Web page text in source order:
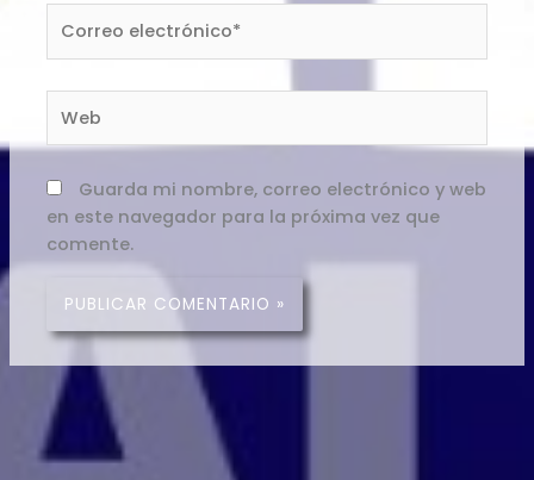
electrónico*
Guarda mi nombre, correo electrónico y web
en este navegador para la próxima vez que
comente.